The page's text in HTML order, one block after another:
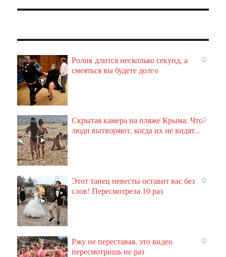
i
Ролик длится несколько секунд, а
смеяться вы будете долго
i
Скрытая камера на пляже Крыма: Что
люди вытворяют, когда их не видят...
i
Этот танец невесты оставит вас без
слов! Пересмотрела 10 раз
i
Ржу не переставая, это видео
пересмотришь не раз